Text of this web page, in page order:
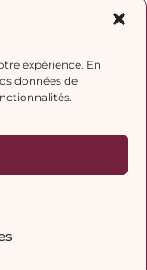
expérience. En
données de